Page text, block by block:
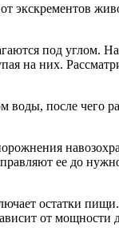
экскрементов
под углом.
на них.
воды, после чего
ее до
остатки
от мощности